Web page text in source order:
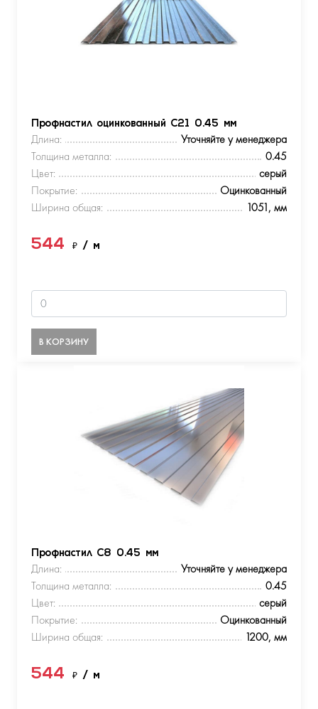
Профнастил оцинкованный С21 0.45 мм
Длина:
Уточняйте у менеджера
Толщина металла:
0.45
Цвет:
серый
Покрытие:
Оцинкованный
Ширина общая:
1051, мм
544 ₽ / м
В КОРЗИНУ
Профнастил С8 0.45 мм
Длина:
Уточняйте у менеджера
Толщина металла:
0.45
Цвет:
серый
Покрытие:
Оцинкованный
Ширина общая:
1200, мм
544 ₽ / м